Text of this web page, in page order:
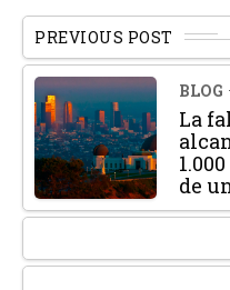
PREVIOUS POST
BLOG
La
de